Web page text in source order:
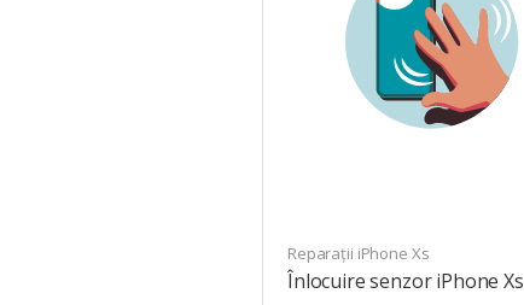
Reparații iPhone Xs
Înlocuire senzor iPhone Xs